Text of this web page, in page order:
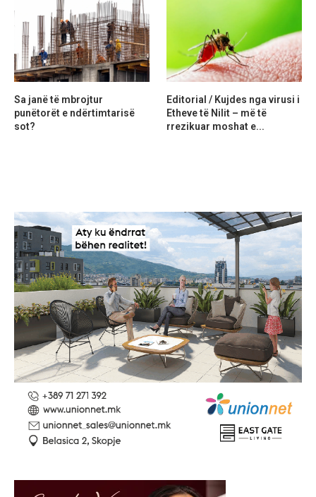
Sa janë të mbrojtur
punëtorët e ndërtimtarisë
sot?
Editorial / Kujdes nga virusi i
Etheve të Nilit – më të
rrezikuar moshat e...